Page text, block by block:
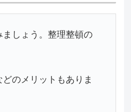
しょう。整理整頓の
のメリットもありま